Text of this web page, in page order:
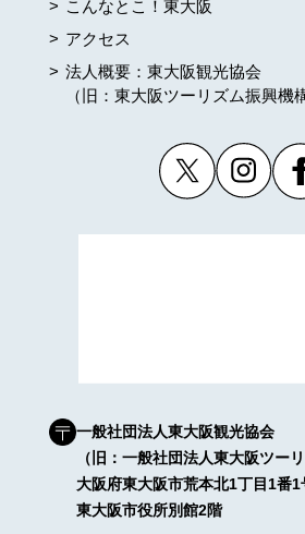
こんなとこ！東大阪
アクセス
法人概要：東大阪観光協会
（旧：東大阪ツーリズム振興機
一般社団法人東大阪観光協会
（旧：一般社団法人東大阪ツー
大阪府東大阪市荒本北1丁目1番1
東大阪市役所別館2階